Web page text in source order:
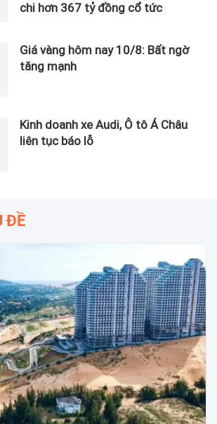
chi hơn 367 tỷ đồng cổ tức
Giá vàng hôm nay 10/8: Bất ngờ
tăng mạnh
Kinh doanh xe Audi, Ô tô Á Châu
liên tục báo lỗ
ĐỀ